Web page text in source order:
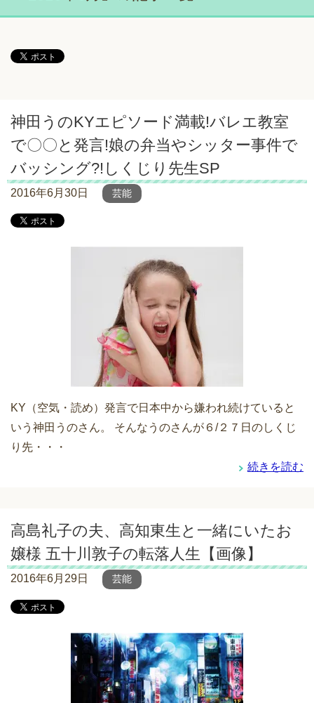
神田うのKYエピソード満載!バレエ教室
で〇〇と発言!娘の弁当やシッター事件で
バッシング?!しくじり先生SP
2016年6月30日 芸能
KY（空気・読め）発言で日本中から嫌われ続けていると
いう神田うのさん。 そんなうのさんが６/２７日のしくじ
り先・・・
続きを読む
高島礼子の夫、高知東生と一緒にいたお
嬢様 五十川敦子の転落人生【画像】
2016年6月29日 芸能